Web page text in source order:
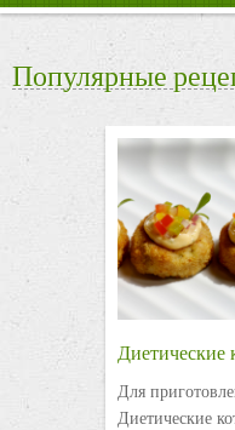
Популярные
Диетические
Для
Диетические